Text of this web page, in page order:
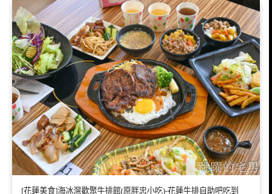
[花蓮美食]海冰灣歡聚牛排館(原胖忠小吃)-花蓮牛排自助吧吃到